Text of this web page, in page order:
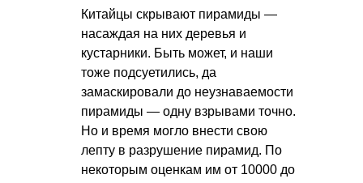
Китайцы скрывают пирамиды —
насаждая на них деревья и
кустарники. Быть может, и наши
тоже подсуетились, да
замаскировали до неузнаваемости
пирамиды — одну взрывами точно.
Но и время могло внести свою
лепту в разрушение пирамид. По
некоторым оценкам им от 10000 до